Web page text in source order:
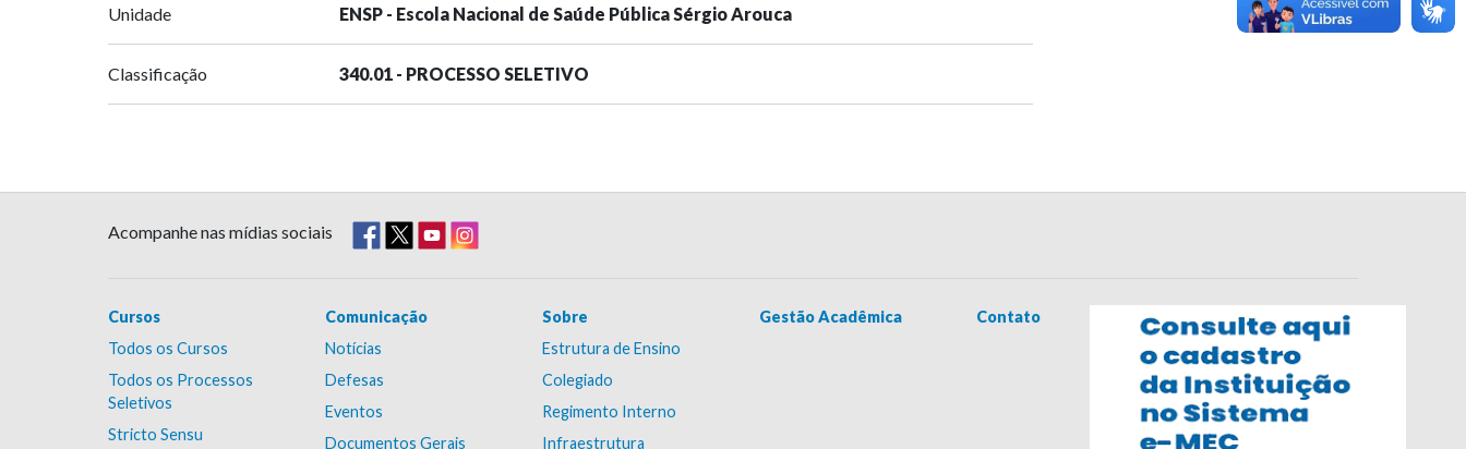
Unidade ENSP - Escola Nacional de Saúde Pública Sérgio Arouca
Classificação 340.01 - PROCESSO SELETIVO
Acompanhe nas mídias sociais
Cursos
Todos os Cursos
Todos os Processos
Seletivos
Stricto Sensu
Comunicação
Notícias
Defesas
Eventos
Documentos Gerais
Sobre
Estrutura de Ensino
Colegiado
Regimento Interno
Infraestrutura
Gestão Acadêmica Contato